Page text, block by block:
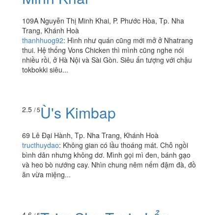
4.8 / 5Vons Chicken - Gà Rán
& Tokbokki - Nguyễn Thị
109A Nguyễn Thị Minh Khai, P. Phước Hòa, Tp. Nha
Trang, Khánh Hoà
thui. Hệ thống Vons Chicken thì mình cũng nghe nói
nhiều rồi, ở Hà Nội và Sài Gòn. Siêu ấn tượng với chậu
tokbokki siêu...